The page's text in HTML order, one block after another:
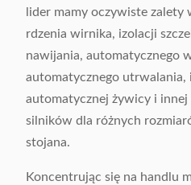
lider mamy oczywiste zalety
rdzenia wirnika, izolacji
nawijania, automatycznego
automatycznego utrwalania,
automatycznej żywicy i
silników dla różnych
stojana.
Koncentrując się na handlu